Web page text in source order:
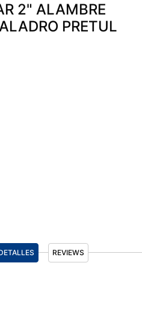
2" ALAMBRE
PRETUL
REVIEWS